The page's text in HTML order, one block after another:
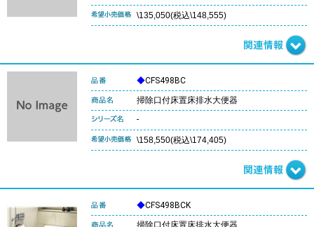
\135,050(税込\148,555)
◆CFS498BC
掃除口付床置床排水大便器
-
\158,550(税込\174,405)
◆CFS498BCK
掃除口付床置床排水大便器